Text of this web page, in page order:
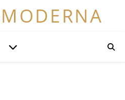
MODERNA